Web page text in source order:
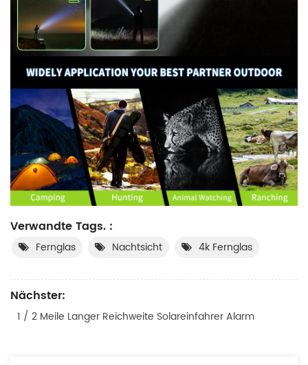
Verwandte Tags. :
Fernglas Nachtsicht 4k Fernglas
Nächster:
1 / 2 Meile Langer Reichweite Solareinfahrer Alarm